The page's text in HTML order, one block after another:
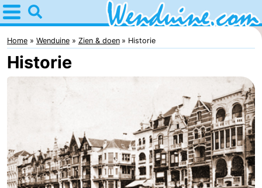
Home
Wenduine
Tips
Appartementen
-
Home Wenduine Zien & doen Historie
Historie